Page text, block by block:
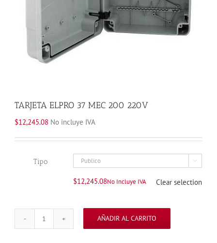
TARJETA ELPRO 37 MEC 200 220V
$12,245.08 No incluye IVA
Tipo 
$12,245.08No Incluye IVA Clear selection
TARJETA
AÑADIR AL CARRITO